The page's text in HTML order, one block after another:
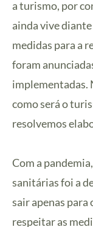
a turismo, por
ainda vive
medidas para a
foram
implementadas.
como será o
resolvemos
Com a
sanitárias foi a
sair apenas para
respeitar as